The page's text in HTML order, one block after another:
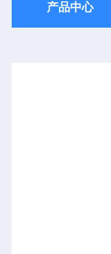
产品中心